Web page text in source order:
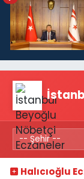
Halıcıoğlu